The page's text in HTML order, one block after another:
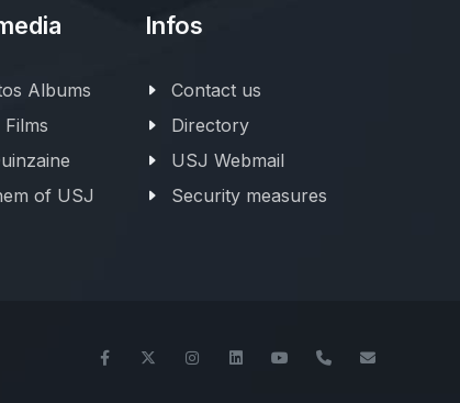
Albums
of USJ
Infos
Contact us
Directory
USJ Webmail
Security measures
FacebookTwitter InstagramLinkedInYouTube+961-1-421000